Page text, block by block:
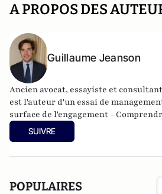
A PROPOS DES
Guillaume Jeanson
Ancien avocat, essayiste et
est l'auteur d'un essai de
surface de l'engagement -
dérives managériales des
SUIVRE
POPULAIRES